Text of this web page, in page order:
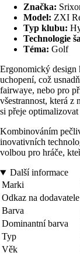
Značka:
Model: ZXI
Typ klubu:
Technologie
Téma: Golf
Ergonomický design
uchopení, což
fairwaye, nebo pro
všestrannost, která
si přeje
Kombinováním
inovativních
volbou pro hráče,
Další informace
Marki
Odkaz na dodavatele
Barva
Dominantní barva
Typ
Věk